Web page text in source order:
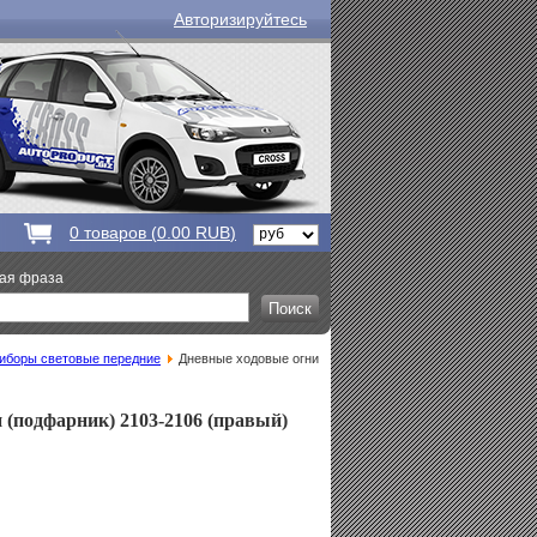
Авторизируйтесь
0 товаров (0.00 RUB)
фраза
световые передние Дневные ходовые огни
2103-2106 (правый)